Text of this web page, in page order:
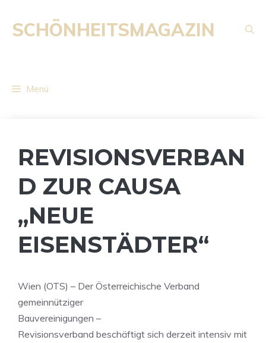
Inhalt
springen
SCHÖNHEITSMAGAZIN
Menü
REVISIONSVERBAN
D ZUR CAUSA
„NEUE
EISENSTÄDTER“
Wien (OTS) – Der Österreichische Verband
gemeinnütziger
Bauvereinigungen –
Revisionsverband beschäftigt sich derzeit intensiv mit